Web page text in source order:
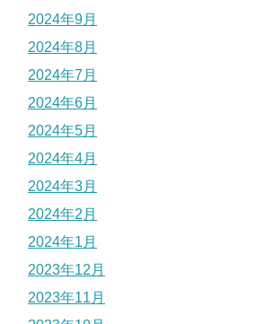
2024年9月
2024年8月
2024年7月
2024年6月
2024年5月
2024年4月
2024年3月
2024年2月
2024年1月
2023年12月
2023年11月